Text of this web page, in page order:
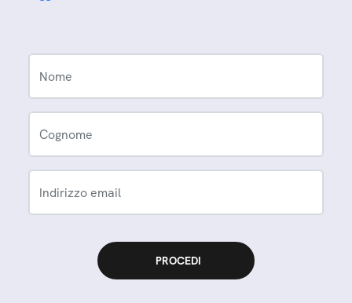
Nome
Cognome
Indirizzo email